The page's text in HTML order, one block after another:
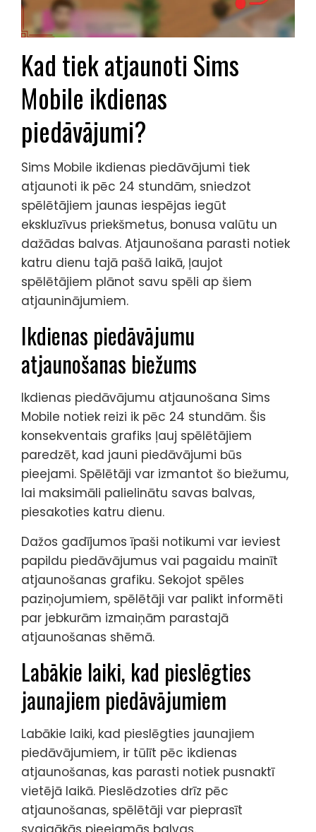
Kad tiek atjaunoti Sims
Mobile ikdienas
piedāvājumi?
Sims Mobile ikdienas piedāvājumi tiek
atjaunoti ik pēc 24 stundām, sniedzot
spēlētājiem jaunas iespējas iegūt
ekskluzīvus priekšmetus, bonusa valūtu un
dažādas balvas. Atjaunošana parasti notiek
katru dienu tajā pašā laikā, ļaujot
spēlētājiem plānot savu spēli ap šiem
atjauninājumiem.
Ikdienas piedāvājumu
atjaunošanas biežums
Ikdienas piedāvājumu atjaunošana Sims
Mobile notiek reizi ik pēc 24 stundām. Šis
konsekventais grafiks ļauj spēlētājiem
paredzēt, kad jauni piedāvājumi būs
pieejami. Spēlētāji var izmantot šo biežumu,
lai maksimāli palielinātu savas balvas,
piesakoties katru dienu.
Dažos gadījumos īpaši notikumi var ieviest
papildu piedāvājumus vai pagaidu mainīt
atjaunošanas grafiku. Sekojot spēles
paziņojumiem, spēlētāji var palikt informēti
par jebkurām izmaiņām parastajā
atjaunošanas shēmā.
Labākie laiki, kad pieslēgties
jaunajiem piedāvājumiem
Labākie laiki, kad pieslēgties jaunajiem
piedāvājumiem, ir tūlīt pēc ikdienas
atjaunošanas, kas parasti notiek pusnaktī
vietējā laikā. Pieslēdzoties drīz pēc
atjaunošanas, spēlētāji var pieprasīt